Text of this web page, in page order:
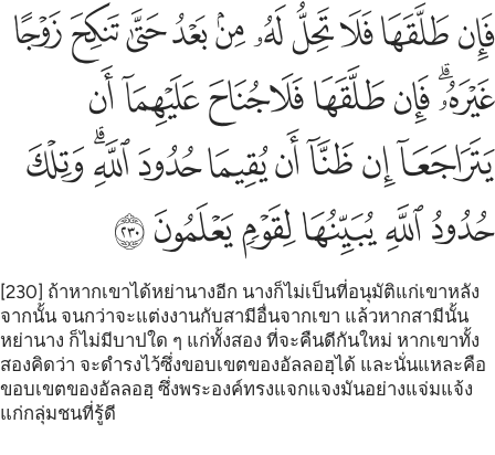
فان طلقها فلا تحل له من بعد حتى تنكح زوجا غيره فان طلقها فلا جناح
فَإِن طَلَّقَهَا فَلَا تَحِلُّ لَهُۥ مِنۢ بَعْدُ حَتَّىٰ تَنكِحَ زَوْجًا غَيْرَهُۥ ۗ فَإِن طَلَّقَهَا فَلَا
ﳊﳋﳌﳍﳎﳏﳐﳑﳒﳓ
ﳔﳕﳖﳗﳘﳙﳚﳛ
ﳜﳝﳞﳟﳠﳡﳢﳣﳤ
ﳥﳦﳧﳨﳩﳪ
[230] ถ้าหากเขาได้หย่านางอีก นางก็ไม่เป็นที่อนุมัติแก่เขาหลัง
จากนั้น จนกว่าจะแต่งงานกับสามีอื่นจากเขา แล้วหากสามีนั้น
หย่านาง ก็ไม่มีบาปใด ๆ แก่ทั้งสอง ที่จะคืนดีกันใหม่ หากเขาทั้ง
สองคิดว่า จะดำรงไว้ซึ่งขอบเขตของอัลลอฮฺได้ และนั่นแหละคือ
ขอบเขตของอัลลอฮฺ ซึ่งพระองค์ทรงแจกแจงมันอย่างแจ่มแจ้ง
แก่กลุ่มชนที่รู้ดี